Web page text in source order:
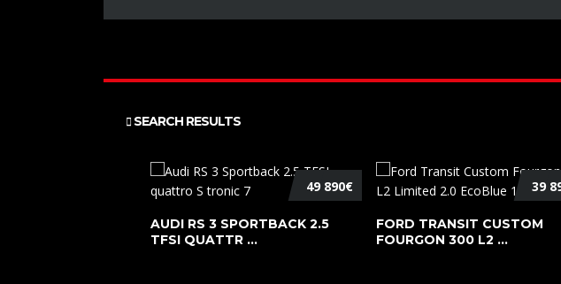
SEARCH RESULTS
49 890€
AUDI RS 3 SPORTBACK 2.5
TFSI QUATTR ...
39
FORD TRANSIT CUSTOM
FOURGON 300 L2 ...